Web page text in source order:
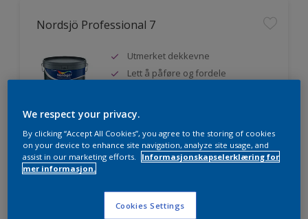
Nordsjö Professional 7
Utmerket dekkevne
Lett å påføre og fordele
Sammenligne
We respect your privacy.
By clicking “Accept All Cookies”, you agree to the storing of cookies
on your device to enhance site navigation, analyze site usage, and
assist in our marketing efforts.
Informasjonskapselerklæring for
mer informasjon.
Cookies Settings